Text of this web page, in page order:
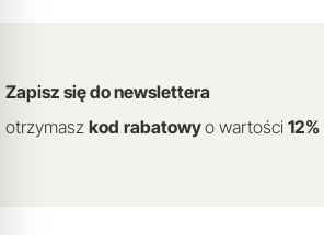
Zapisz się do newslettera
otrzymasz kod rabatowyo wartości 12%